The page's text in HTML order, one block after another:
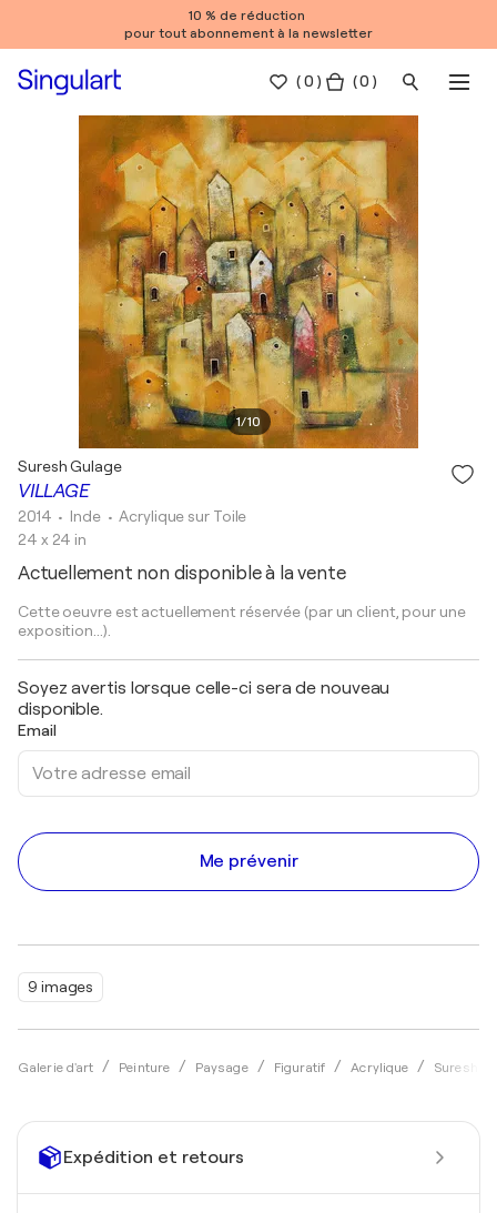
10 % de réduction
pour tout abonnement à la newsletter
(0 ) ( 0 )
1/10
9 images
Galerie d'art Peinture Paysage Figuratif Acrylique Suresh
VILLAGE
Suresh Gulage
2014 • Inde •Acrylique sur Toile
24 x 24 in
Actuellement non disponible à la vente
Cette oeuvre est actuellement réservée (par un client, pour une
exposition...).
Soyez avertis lorsque celle-ci sera de nouveau
disponible.
Email
Me prévenir
Expédition et retours